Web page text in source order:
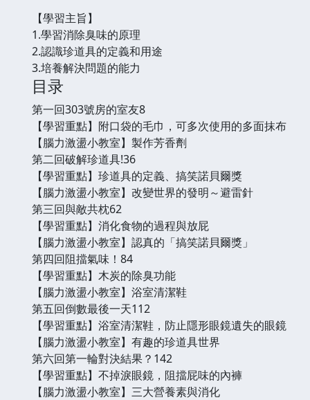
【學習主旨】
1.學習消除臭味的原理
2.認識珍道具的定義和用途
3.培養解決問題的能力
目录
第一回303號房的室友8
【學習重點】附口袋的毛巾，可多次使用的多面抹布
【腦力激盪小教室】製作芳香劑
第二回破解珍道具!36
【學習重點】珍道具的定義、搞笑諾貝爾獎
【腦力激盪小教室】改變世界的發明～避雷針
第三回與敵共枕62
【學習重點】消化食物的過程與放屁
【腦力激盪小教室】認真的「搞笑諾貝爾獎」
第四回阻擋氣味！84
【學習重點】木炭的除臭功能
【腦力激盪小教室】浴室清潔鞋
第五回倒數最後一天112
【學習重點】浴室清潔鞋，防止隱形眼鏡遺失的眼鏡
【腦力激盪小教室】有趣的珍道具世界
第六回第一輪對決結果？142
【學習重點】不掉淚眼鏡，阻擋屁味的內褲
【腦力激盪小教室】三大營養素與消化